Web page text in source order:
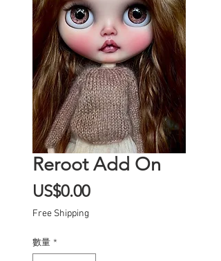
Reroot Add On
US$0.00價
Free Shipping
數量 *